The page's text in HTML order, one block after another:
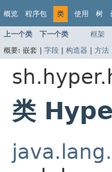
概览 程序包 类 使用 树
上一个类 下一个类 框架
概要: 嵌套 | 字段 | 构造器 | 方法
类